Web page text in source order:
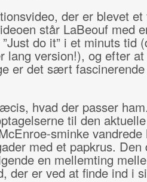
der er blevet
står LaBeouf med
do it” i et minuts tid
lang version!), og efter
er det sært
hvad der passer
til den
sminke vandrede
med et papkrus. Den
en mellemting
der er ved at finde ind i